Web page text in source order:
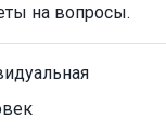
на вопросы.